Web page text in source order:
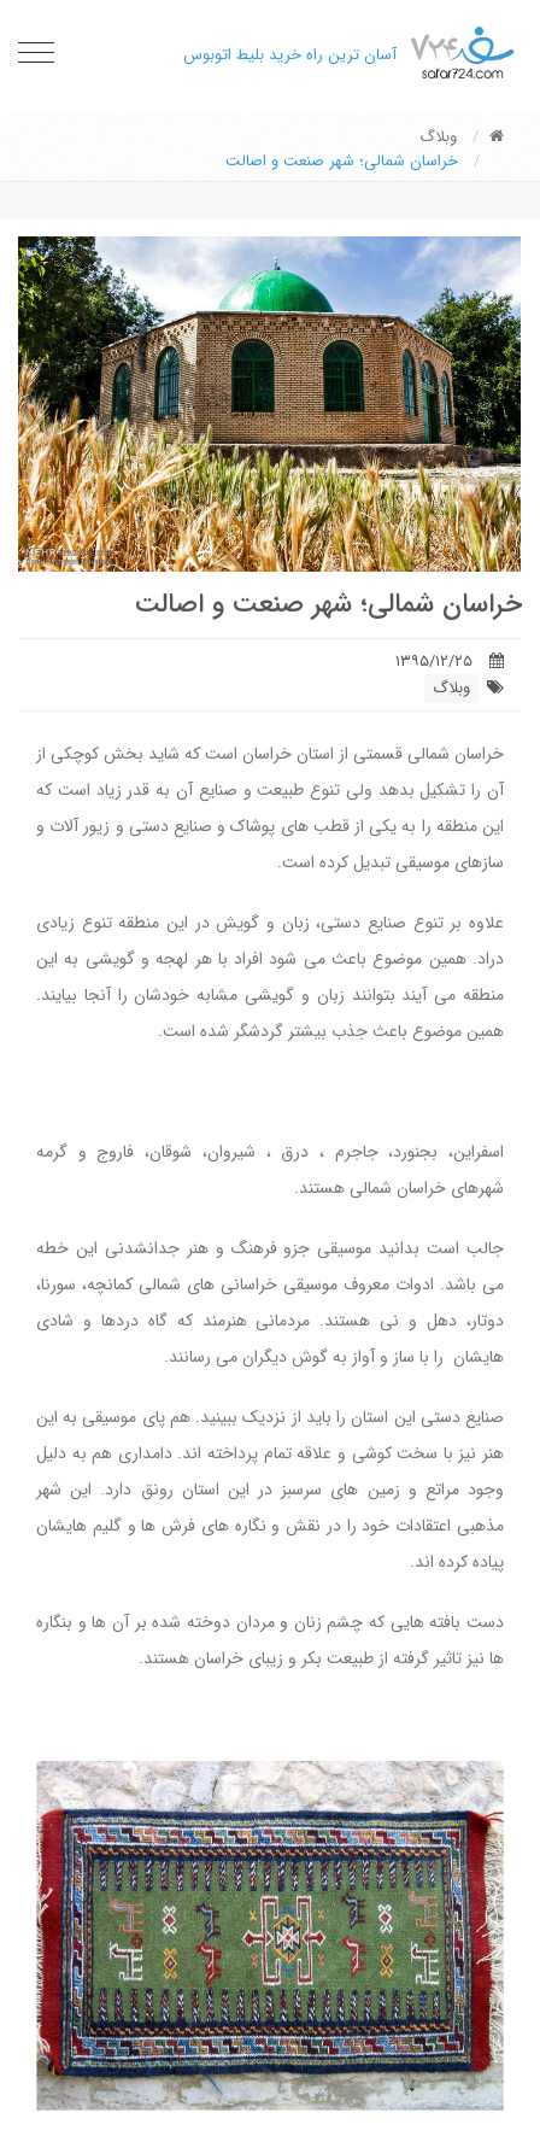
آسان ترین راه خرید بلیط اتوبوس
وبلاگ
خراسان شمالی؛ شهر صنعت و اصالت
خراسان شمالی؛ شهر صنعت و اصالت
۱۳۹۵/۱۲/۲۵
وبلاگ
خراسان شمالی قسمتی از استان خراسان است که شاید بخش کوچکی از
آن را تشکیل بدهد ولی تنوع طبیعت و صنایع آن به قدر زیاد است که
این منطقه را به یکی از قطب های پوشاک و صنایع دستی و زیور آلات و
سازهای موسیقی تبدیل کرده است.
علاوه بر تنوع صنایع دستی، زبان و گویش در این منطقه تنوع زیادی
دراد. همین موضوع باعث می شود افراد با هر لهجه و گویشی به این
منطقه می آیند بتوانند زبان و گویشی مشابه خودشان را آنجا بیایند.
همین موضوع باعث جذب بیشتر گردشگر شده است.
اسفراین، بجنورد، جاجرم ، درق ، شیروان، شوقان، فاروج و گرمه
شهرهای خراسان شمالی هستند.
جالب است بدانید موسیقی جزو فرهنگ و هنر جدانشدنی این خطه
می باشد. ادوات معروف موسیقی خراسانی های شمالی كمانچه، سورنا،
دوتار، دهل و نی هستند. مردمانی هنرمند که گاه دردها و شادی
هایشان را با ساز و آواز به گوش دیگران می رسانند.
صنایع دستی این استان را باید از نزدیک ببینید. هم پای موسیقی به این
هنر نیز با سخت کوشی و علاقه تمام پرداخته اند. دامداری هم به دلیل
وجود مراتع و زمین های سرسبز در این استان رونق دارد. این شهر
مذهبی اعتقادات خود را در نقش و نگاره های فرش ها و گلیم هایشان
پیاده کرده اند.
دست بافته هایی که چشم زنان و مردان دوخته شده بر آن ها و بنگاره
ها نیز تاثیر گرفته از طبیعت بکر و زیبای خراسان هستند.